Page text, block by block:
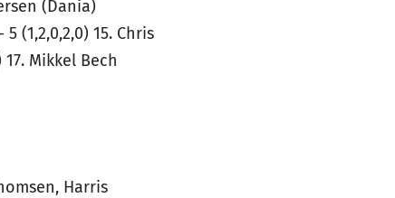
(Dania)
(1,2,0,2,0) 15. Chris
Mikkel Bech
Harris